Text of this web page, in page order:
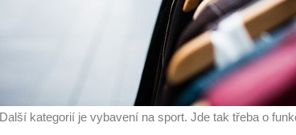
Další kategorií je vybavení na sport. Jde tak třeba o